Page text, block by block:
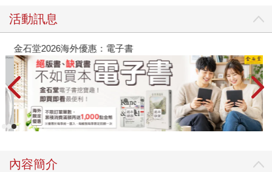
活動訊息
金石堂2026海外優惠：電子書
內容簡介